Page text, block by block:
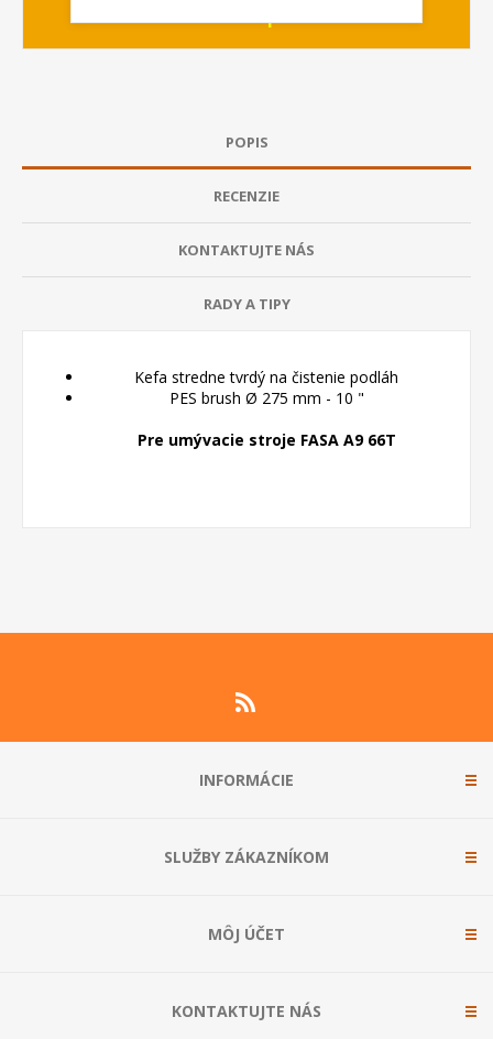
POPIS
RECENZIE
KONTAKTUJTE NÁS
RADY A TIPY
Kefa stredne tvrdý na čistenie podláh
PES brush Ø 275 mm - 10 "
Pre umývacie stroje FASA A9 66T
INFORMÁCIE
SLUŽBY ZÁKAZNÍKOM
MÔJ ÚČET
KONTAKTUJTE NÁS